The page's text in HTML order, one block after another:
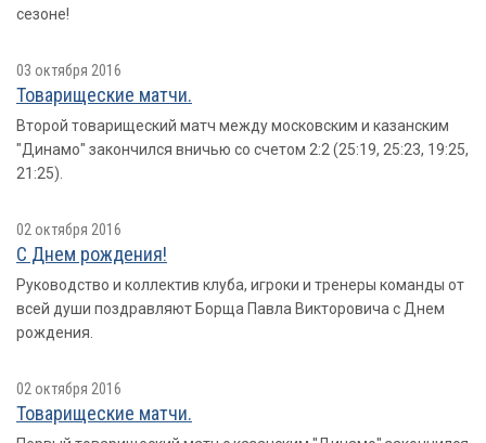
сезоне!
03 октября 2016
Товарищеские матчи.
Второй товарищеский матч между московским и казанским
"Динамо" закончился вничью со счетом 2:2 (25:19, 25:23, 19:25,
21:25).
02 октября 2016
С Днем рождения!
Руководство и коллектив клуба, игроки и тренеры команды от
всей души поздравляют Борща Павла Викторовича с Днем
рождения.
02 октября 2016
Товарищеские матчи.